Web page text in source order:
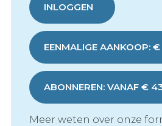
INLOGGEN
EENMALIGE AANKOOP: €
ABONNEREN: VANAF €
Meer weten over onze